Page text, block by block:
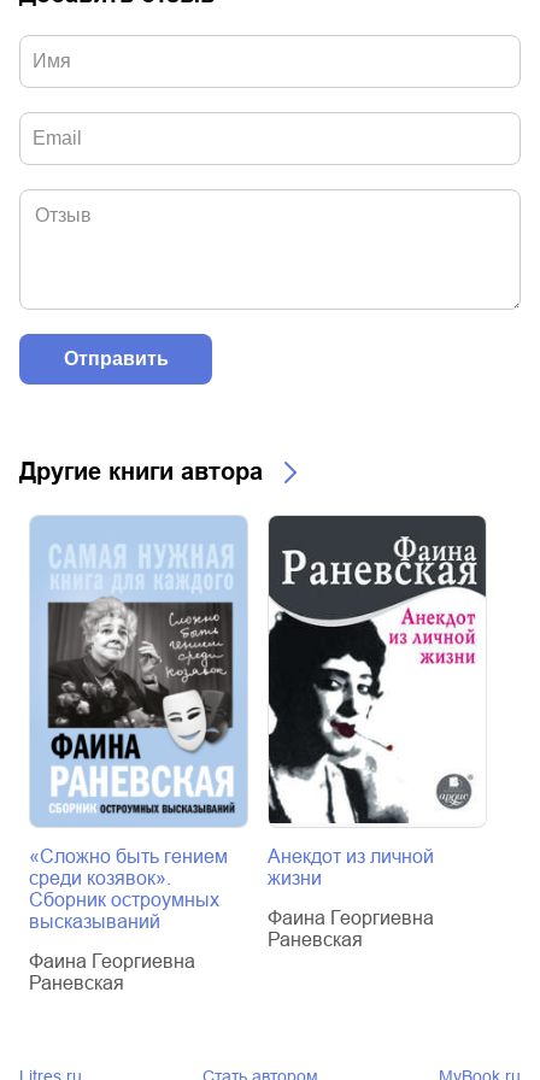
Другие книги автора
«Сложно быть гением
среди козявок».
Сборник остроумных
высказываний
Фаина Георгиевна
Раневская
Анекдот из личной
жизни
Фаина Георгиевна
Раневская